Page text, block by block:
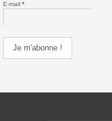
E-mail *